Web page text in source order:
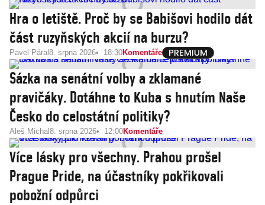
Hra o letiště. Proč by se Babišovi hodilo dát
část ruzyňských akcií na burzu?
Pavel Páral 8. srpna 2026 18:30Komentáře
Sázka na senátní volby a zklamané
pravičáky. Dotáhne to Kuba s hnutím Naše
Česko do celostátní politiky?
Aleš Michal 8. srpna 2026 12:00Komentáře
Více lásky pro všechny. Prahou prošel
Prague Pride, na účastníky pokřikovali
pobožní odpůrci